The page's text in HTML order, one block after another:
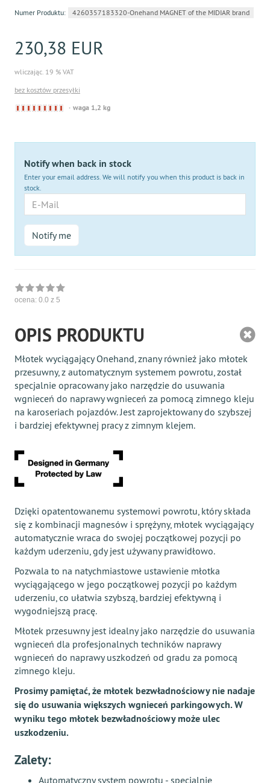
Numer Produktu: 4260357183320-Onehand MAGNET of the MIDIAR brand
230,38 EUR
wliczając. 19 % VAT
bez kosztów przesyłki
Derzeit
waga 1,2 kg
Notify when back in stock
Enter your email address. We will notify you when this product is back in
stock.
Mail
Notify me
ocena: 0.0 z 5
OPIS PRODUKTU
Młotek wyciągający Onehand, znany również jako młotek
przesuwny, z automatycznym systemem powrotu, został
specjalnie opracowany jako narzędzie do usuwania
wgnieceń do naprawy wgnieceń za pomocą zimnego kleju
na karoseriach pojazdów. Jest zaprojektowany do szybszej
i bardziej efektywnej pracy z zimnym klejem.
Dzięki opatentowanemu systemowi powrotu, który składa
się z kombinacji magnesów i sprężyny, młotek wyciągający
automatycznie wraca do swojej początkowej pozycji po
każdym uderzeniu, gdy jest używany prawidłowo.
Pozwala to na natychmiastowe ustawienie młotka
wyciągającego w jego początkowej pozycji po każdym
uderzeniu, co ułatwia szybszą, bardziej efektywną i
wygodniejszą pracę.
Młotek przesuwny jest idealny jako narzędzie do usuwania
wgnieceń dla profesjonalnych techników naprawy
wgnieceń do naprawy uszkodzeń od gradu za pomocą
zimnego kleju.
Prosimy pamiętać, że młotek bezwładnościowy nie nadaje
się do usuwania większych wgnieceń parkingowych. W
wyniku tego młotek bezwładnościowy może ulec
uszkodzeniu.
Zalety:
Automatyczny system powrotu - specjalnie